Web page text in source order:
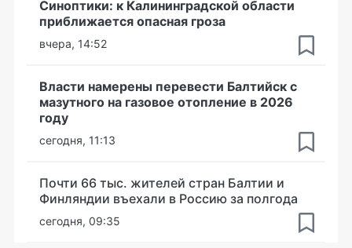
Синоптики: к Калининградской области
приближается опасная гроза
вчера, 14:52
Власти намерены перевести Балтийск с
мазутного на газовое отопление в 2026
году
сегодня, 11:13
Почти 66 тыс. жителей стран Балтии и
Финляндии въехали в Россию за полгода
сегодня, 09:35